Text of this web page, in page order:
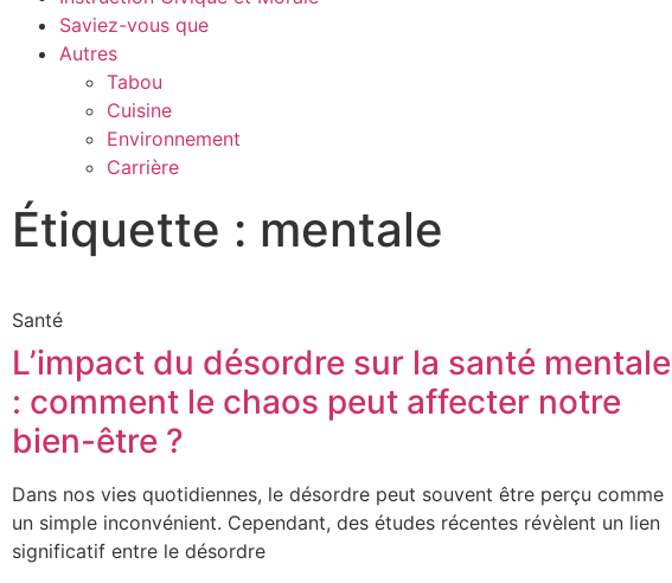
Saviez-vous que
Autres
Tabou
Cuisine
Environnement
Carrière
Étiquette : mentale
Santé
L’impact du désordre sur la santé mentale
: comment le chaos peut affecter notre
bien-être ?
Dans nos vies quotidiennes, le désordre peut souvent être perçu comme
un simple inconvénient. Cependant, des études récentes révèlent un lien
significatif entre le désordre